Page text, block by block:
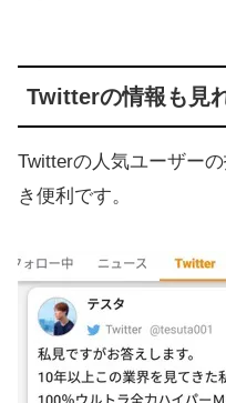
Twitterの情報も見
Twitterの人気ユーザー
き便利です。